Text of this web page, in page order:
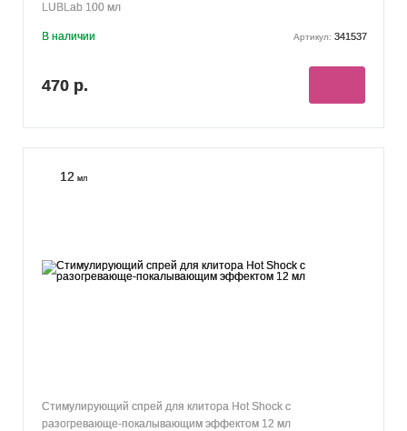
LUBLab 100 мл
В наличии Артикул: 341537
470 р.
12 мл
Стимулирующий спрей для клитора Hot Shock с
разогревающе-покалывающим эффектом 12 мл